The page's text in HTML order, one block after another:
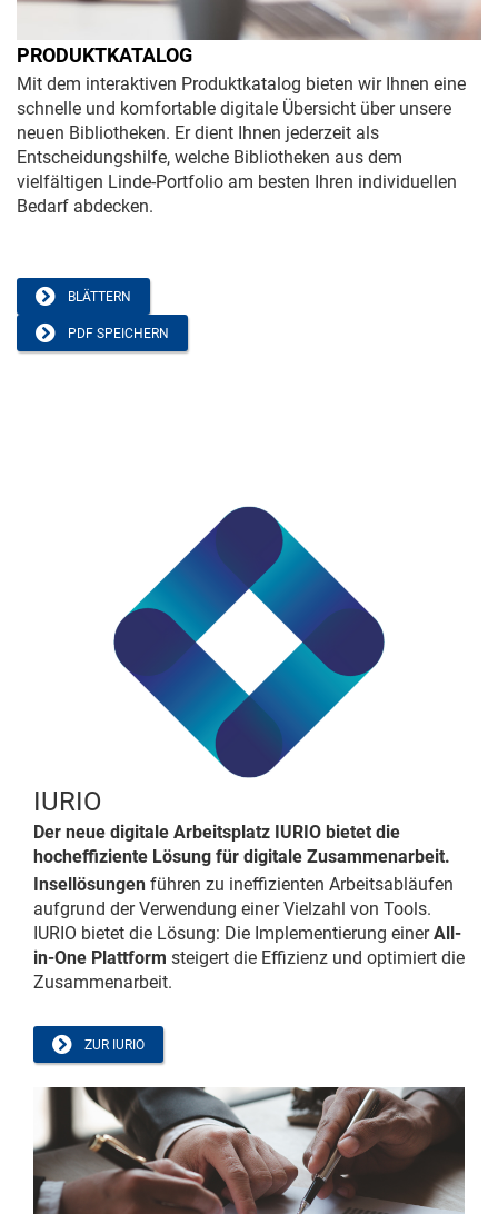
PRODUKTKATALOG
Mit dem interaktiven Produktkatalog bieten wir Ihnen eine
schnelle und komfortable digitale Übersicht über unsere
neuen Bibliotheken. Er dient Ihnen jederzeit als
Entscheidungshilfe, welche Bibliotheken aus dem
vielfältigen Linde-Portfolio am besten Ihren individuellen
Bedarf abdecken.
BLÄTTERN
PDF SPEICHERN
IURIO
Der neue digitale Arbeitsplatz IURIO bietet die
hocheffiziente Lösung für digitale Zusammenarbeit.
Insellösungen führen zu ineffizienten Arbeitsabläufen
aufgrund der Verwendung einer Vielzahl von Tools.
IURIO bietet die Lösung: Die Implementierung einerAll-
in-One Plattform steigert die Effizienz und optimiert die
Zusammenarbeit.
ZUR IURIO